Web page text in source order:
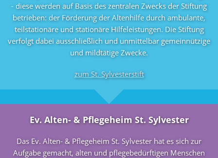
- diese werden auf Basis des zentralen Zwecks der Stiftung
betrieben: der Förderung der Altenhilfe durch ambulante,
teilstationäre und stationäre Hilfeleistungen. Die Stiftung
verfolgt dabei ausschließlich und unmittelbar gemeinnützige
und mildtätige Zwecke.
zum St. Sylvesterstift
Ev. Alten- & Pflegeheim St. Sylvester
Das Ev. Alten- & Pflegeheim St. Sylvester hat es sich zur
Aufgabe gemacht, alten und pflegebedürftigen Menschen